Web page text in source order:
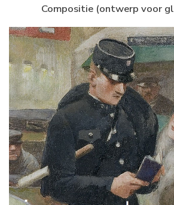
Compositie (ontwerp voor